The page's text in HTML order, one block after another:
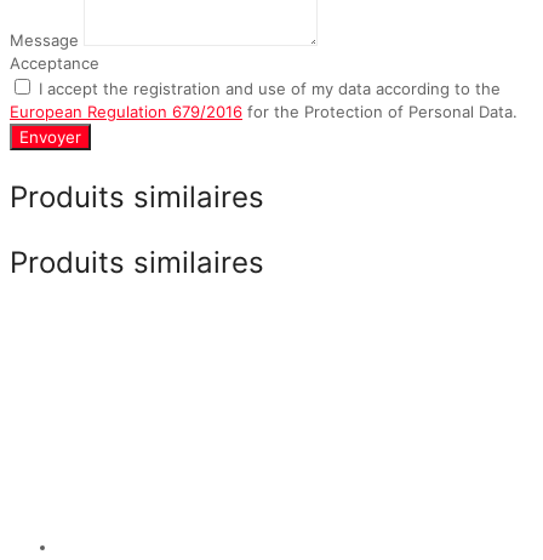
Message
Acceptance
I accept the registration and use of my data according to the
European Regulation 679/2016 for the Protection of Personal Data.
Envoyer
Produits similaires
Produits similaires